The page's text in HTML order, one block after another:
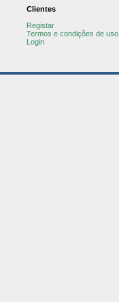
Clientes
Registar
Termos e condições de uso
Login